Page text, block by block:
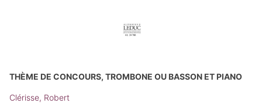
THÈME DE CONCOURS, TROMBONE OU BASSON ET PIANO
Clérisse, Robert